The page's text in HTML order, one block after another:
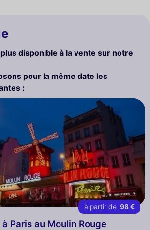
disponible à la vente sur notre
pour la même date les
:
à partir de 98 €
Paris au Moulin Rouge